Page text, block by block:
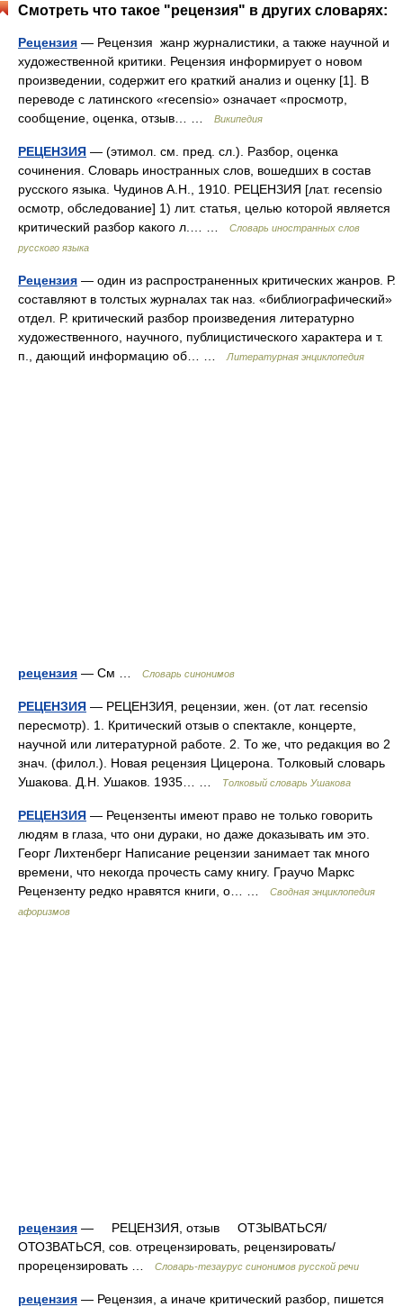
Смотреть что такое "рецензия" в других словарях:
Рецензия — Рецензия жанр журналистики, а также научной и
художественной критики. Рецензия информирует о новом
произведении, содержит его краткий анализ и оценку [1]. В
переводе с латинского «recensio» означает «просмотр,
сообщение, оценка, отзыв… …
Википедия
РЕЦЕНЗИЯ — (этимол. см. пред. сл.). Разбор, оценка
сочинения. Словарь иностранных слов, вошедших в состав
русского языка. Чудинов А.Н., 1910. РЕЦЕНЗИЯ [лат. recensio
осмотр, обследование] 1) лит. статья, целью которой является
критический разбор какого л.… …
Словарь иностранных слов
русского языка
Рецензия — один из распространенных критических жанров. Р.
составляют в толстых журналах так наз. «библиографический»
отдел. Р. критический разбор произведения литературно
художественного, научного, публицистического характера и т.
п., дающий информацию об… …
Литературная энциклопедия
рецензия — См … Словарь синонимов
РЕЦЕНЗИЯ — РЕЦЕНЗИЯ, рецензии, жен. (от лат. recensio
пересмотр). 1. Критический отзыв о спектакле, концерте,
научной или литературной работе. 2. То же, что редакция во 2
знач. (филол.). Новая рецензия Цицерона. Толковый словарь
Ушакова. Д.Н. Ушаков. 1935… …
Толковый словарь Ушакова
РЕЦЕНЗИЯ — Рецензенты имеют право не только говорить
людям в глаза, что они дураки, но даже доказывать им это.
Георг Лихтенберг Написание рецензии занимает так много
времени, что некогда прочесть саму книгу. Граучо Маркс
Рецензенту редко нравятся книги, о… …
Сводная энциклопедия
афоризмов
рецензия — РЕЦЕНЗИЯ, отзыв ОТЗЫВАТЬСЯ/
ОТОЗВАТЬСЯ, сов. отрецензировать, рецензировать/
прорецензировать …
Словарь-тезаурус синонимов русской речи
рецензия — Рецензия, а иначе критический разбор, пишется